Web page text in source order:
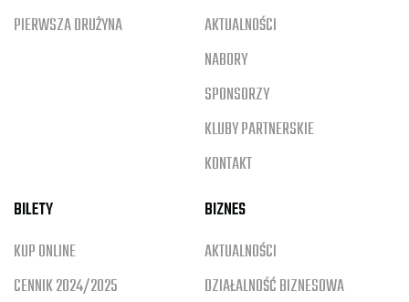
PIERWSZA DRUŻYNA
AKTUALNOŚCI
NABORY
SPONSORZY
KLUBY PARTNERSKIE
KONTAKT
BILETY
KUP ONLINE
CENNIK 2024/2025
BIZNES
AKTUALNOŚCI
DZIAŁALNOŚĆ BIZNESOWA